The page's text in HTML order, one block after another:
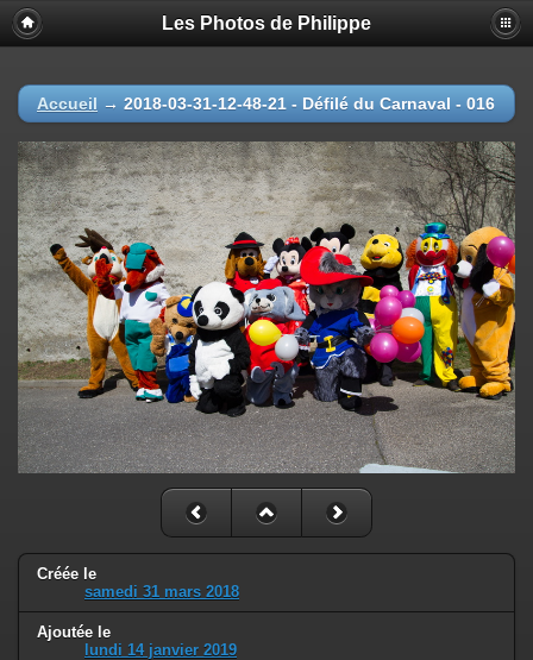
Les Photos de Philippe
Accueil → 2018-03-31-12-48-21 - Défilé du Carnaval - 016
Créée le
samedi 31 mars 2018
Ajoutée le
lundi 14 janvier 2019